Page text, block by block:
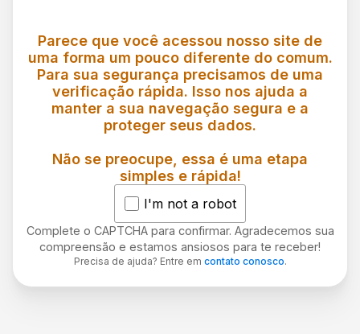
Parece que você acessou nosso site de
uma forma um pouco diferente do comum.
Para sua segurança precisamos de uma
verificação rápida. Isso nos ajuda a
manter a sua navegação segura e a
proteger seus dados.
Não se preocupe, essa é uma etapa
simples e rápida!
I'm not a robot
Complete o CAPTCHA para confirmar. Agradecemos sua
compreensão e estamos ansiosos para te receber!
Precisa de ajuda? Entre em contato conosco.